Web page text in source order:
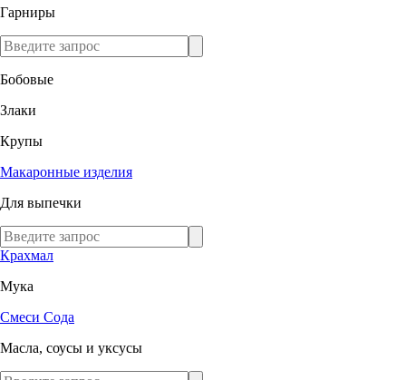
Гарниры
Бобовые
Злаки
Крупы
Макаронные изделия
Для выпечки
Крахмал
Мука
Смеси Сода
Масла, соусы и уксусы